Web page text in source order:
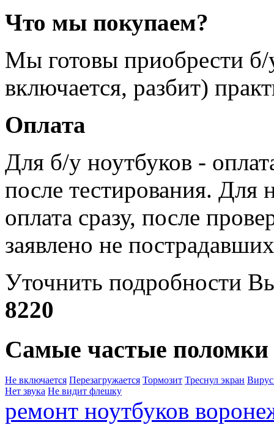
Что мы покупаем?
Мы готовы приобрести
включается, разбит)
Оплата
Для б/у ноутбуков -
после тестирования. Для
оплата сразу, после
заявлено не
Уточнить подробности
8220
Самые частые поломки
Не включается Перезагружается Тормозит Треснул экран
Нет звука Не видит флешку
ремонт ноутбуков